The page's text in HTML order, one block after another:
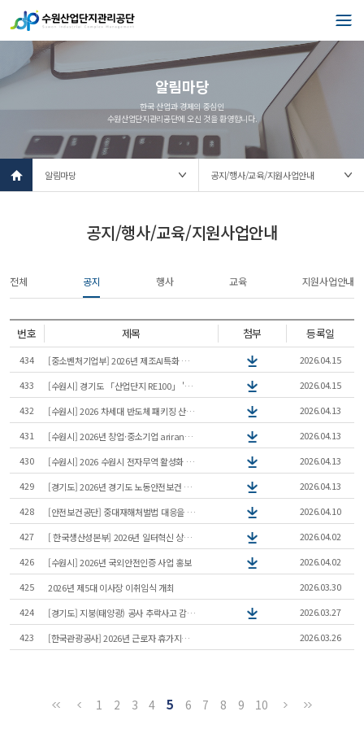
알림마당
한국 산업과 경제의 중심인
수원산업단지관리공단에 오신 것을 환영합니다.
c
e
c
f
r
m
공지/행사/교육/지원사업안내
전체 공지 행사 교육 지원사업안내
번호 제목 첨부 등록일
434 [중소벤처기업부] 2026년 제조AI특화 스마트공장 구축지원 사업 안내
2026.04.15
433
[수원시] 경기도 「산업단지 RE100」 '26년 찾아가는 기업 설명회' 개최 안내
2026.04.15
432
[수원시] 2026 차세대 반도체 패키징 산업전 안내
2026.04.13
431
[수원시] 2026년 창업·중소기업 arirangTV 영상제작 지원사업 안내
2026.04.13
430
[수원시] 2026 수원시 전자무역 활성화 시책 참가기업 모집 안내
2026.04.13
429
[경기도] 2026년 경기도 노동안전보건 우수기업 인증사업 모집
2026.04.13
428
[안전보건공단] 중대재해처벌법 대응을 위한 안전보건관리체계 구축 컨설팅 사업 신청 안내
2026.04.10
427
[ 한국생산성본부] 2026년 일터혁신 상생컨설팅 수진기업 모집
2026.04.02
426
[수원시] 2026년 국외안전인증 사업 홍보
2026.04.02
425
2026년 제5대 이사장 이취임식 개최
2026.03.30
424
[경기도] 지붕(태양광) 공사 추락사고 감축을 위한 OPS 배포 · 홍보
2026.03.27
423
[한국관광공사] 2026년 근로자 휴가지원사업 홍보 2026.03.26
1 2 3 4 5 6 7 8 9 10